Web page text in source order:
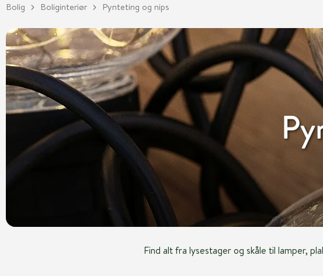
Bolig Boliginteriør Pynteting og nips
Find alt fra lysestager og skåle til lamper,